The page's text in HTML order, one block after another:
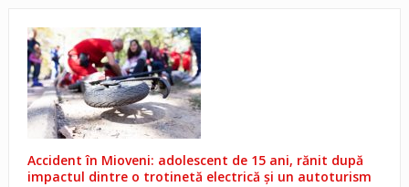
Accident în Mioveni: adolescent de 15 ani, rănit după
impactul dintre o trotinetă electrică și un autoturism